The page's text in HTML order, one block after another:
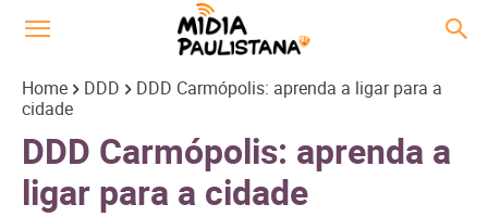
Home DDD
DDD Carmópolis: aprenda a ligar para a
cidade
DDD Carmópolis: aprenda a
ligar para a cidade